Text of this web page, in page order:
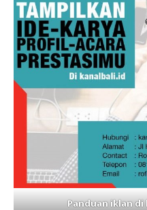
Panduan iklan